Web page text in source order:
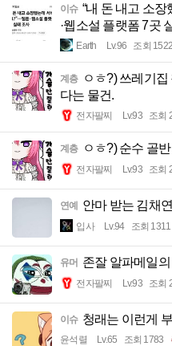
이슈 “내 돈 내고 소
·웹소설 플랫폼 7곳
Earth Lv.96 조회 1522
계층
ㅇㅎ?) 쓰레기
다는 물건.
전자팔찌 Lv.93 조회
계층 ㅇㅎ?) 순수 골
전자팔찌 Lv.93 조회
연예 안마 받는 김채
입사 Lv.94 조회 1311
유머 존잘 알파메일
전자팔찌 Lv.93 조회
이슈 청래는 이런게
윤석렬 Lv.65 조회 1783